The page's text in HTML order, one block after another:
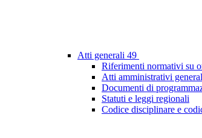
Atti generali 49
Riferimenti normativi su
Atti amministrativi
Documenti di
Statuti e leggi regionali
Codice disciplinare e